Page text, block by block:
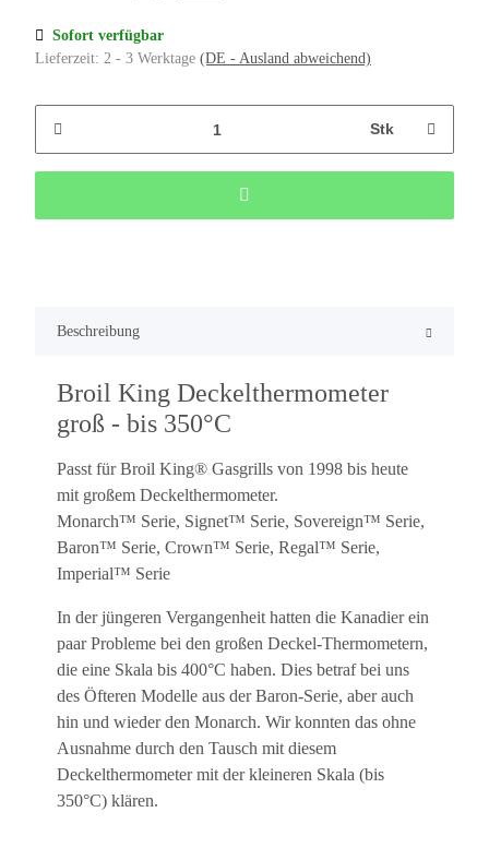
Sofort verfügbar
Lieferzeit: 2 - 3 Werktage (DE - Ausland abweichend)
Stk
Beschreibung
Broil King Deckelthermometer
groß - bis 350°C
Passt für Broil King® Gasgrills von 1998 bis heute
mit großem Deckelthermometer.
Monarch™ Serie, Signet™ Serie, Sovereign™ Serie,
Baron™ Serie, Crown™ Serie, Regal™ Serie,
Imperial™ Serie
In der jüngeren Vergangenheit hatten die Kanadier ein
paar Probleme bei den großen Deckel-Thermometern,
die eine Skala bis 400°C haben. Dies betraf bei uns
des Öfteren Modelle aus der Baron-Serie, aber auch
hin und wieder den Monarch. Wir konnten das ohne
Ausnahme durch den Tausch mit diesem
Deckelthermometer mit der kleineren Skala (bis
350°C) klären.